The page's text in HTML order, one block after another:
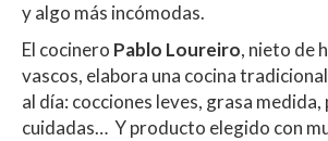
y algo más incómodas.
El cocinero Pablo Loureiro, nieto de
vascos, elabora una cocina
al día: cocciones leves, grasa
cuidadas… Y producto elegido con